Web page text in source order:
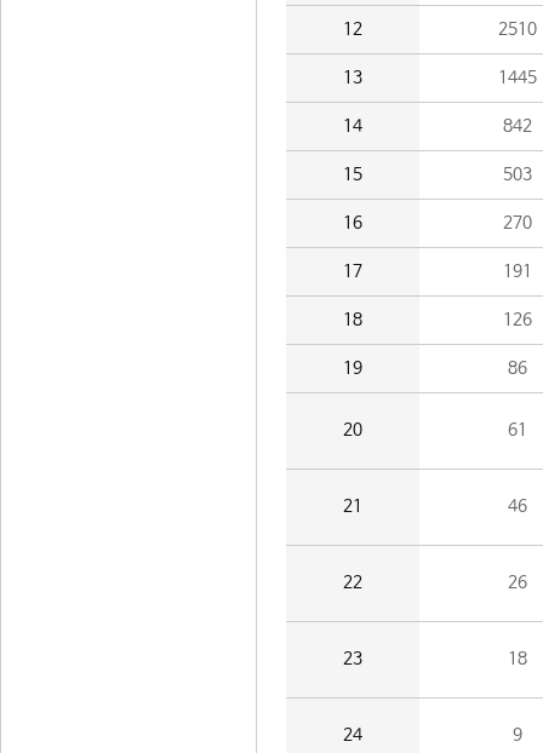
12 2510
13 1445
14 842
15 503
16 270
17 191
18 126
19 86
20 61
21 46
22 26
23 18
24 9